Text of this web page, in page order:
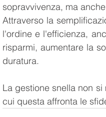
sopravvivenza, ma
Attraverso la
l'ordine e l'efficienza,
risparmi, aumentare la
duratura.
La gestione snella non
cui questa affronta le